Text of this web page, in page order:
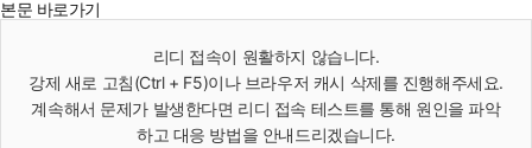
본문 바로가기
리디 접속이 원활하지 않습니다.
강제 새로 고침(Ctrl + F5)이나 브라우저 캐시 삭제를 진행해주세요.
계속해서 문제가 발생한다면 리디 접속 테스트를 통해 원인을 파악
하고 대응 방법을 안내드리겠습니다.